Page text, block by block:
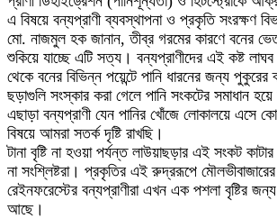
এ বিষয়ে বন্যপ্রাণী ব্যবস্থাপনা ও প্রকৃতি সংরক্ষণ
মো. নাজমুল হক জানান, তীব্র গরমের কারণে বনের
শুকিয়ে যাচ্ছে এটি সত্য। বন্যপ্রাণীদের এই কষ্ট
থেকে বনের বিভিন্ন পয়েন্টে পানি ধারনের জন্য
ছড়াগুলি সংস্কার করা গেলে পানি সংকটের সমাধান হয়ে
এছাড়া বন্যপ্রাণী যেন পানির খোঁজে লোকালয়ে এসে
বিষয়ে আমরা সতর্ক দৃষ্টি রাখছি।
টানা বৃষ্টি না হওয়া পর্যন্ত লাউয়াছড়ার এই সংকট
না সংশ্লিষ্টরা। প্রকৃতির এই রুদ্ররূপে
রেইনফরেস্টের বন্যপ্রাণীরা এখন এক পশলা বৃষ্টির
আছে।